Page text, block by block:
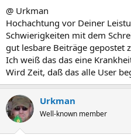
@ Urkman
Hochachtung vor Deiner
Schwierigkeiten mit dem
gut lesbare Beiträge gepostet
Ich weiß das das eine
Wird Zeit, daß das alle User
Urkman
Well-known member